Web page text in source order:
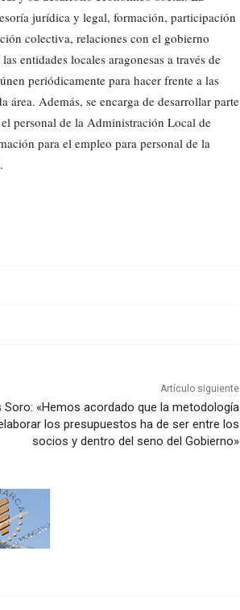
jurídica y legal, formación, participación
colectiva, relaciones con el gobierno
entidades locales aragonesas a través de
periódicamente para hacer frente a las
área. Además, se encarga de desarrollar parte
personal de la Administración Local de
para el empleo para personal de la
Artículo siguiente
Soro: «Hemos acordado que la metodología
los presupuestos ha de ser entre los
socios y dentro del seno del Gobierno»